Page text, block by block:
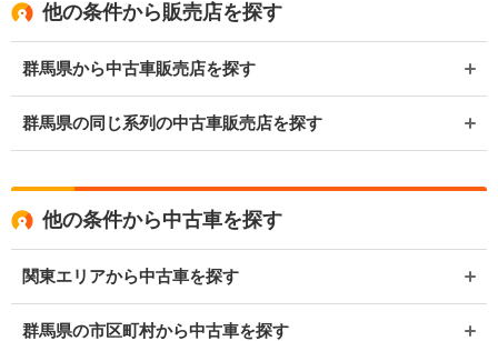
他の条件から販売店を探す
群馬県から中古車販売店を探す
群馬県の同じ系列の中古車販売店を探す
他の条件から中古車を探す
関東エリアから中古車を探す
群馬県の市区町村から中古車を探す